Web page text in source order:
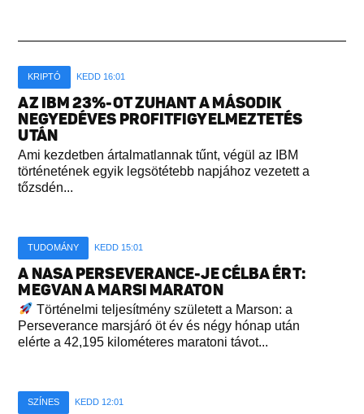
KRIPTÓ KEDD 16:01
AZ IBM 23%-OT ZUHANT A MÁSODIK
NEGYEDÉVES PROFITFIGYELMEZTETÉS
UTÁN
Ami kezdetben ártalmatlannak tűnt, végül az IBM
történetének egyik legsötétebb napjához vezetett a
tőzsdén...
TUDOMÁNY KEDD 15:01
A NASA PERSEVERANCE-JE CÉLBA ÉRT:
MEGVAN A MARSI MARATON
Történelmi teljesítmény született a Marson: a
Perseverance marsjáró öt év és négy hónap után
elérte a 42,195 kilométeres maratoni távot...
SZÍNES KEDD 12:01